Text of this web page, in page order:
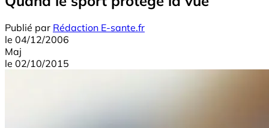
Publié par Rédaction E-sante.fr
le 04/12/2006
Maj
le 02/10/2015